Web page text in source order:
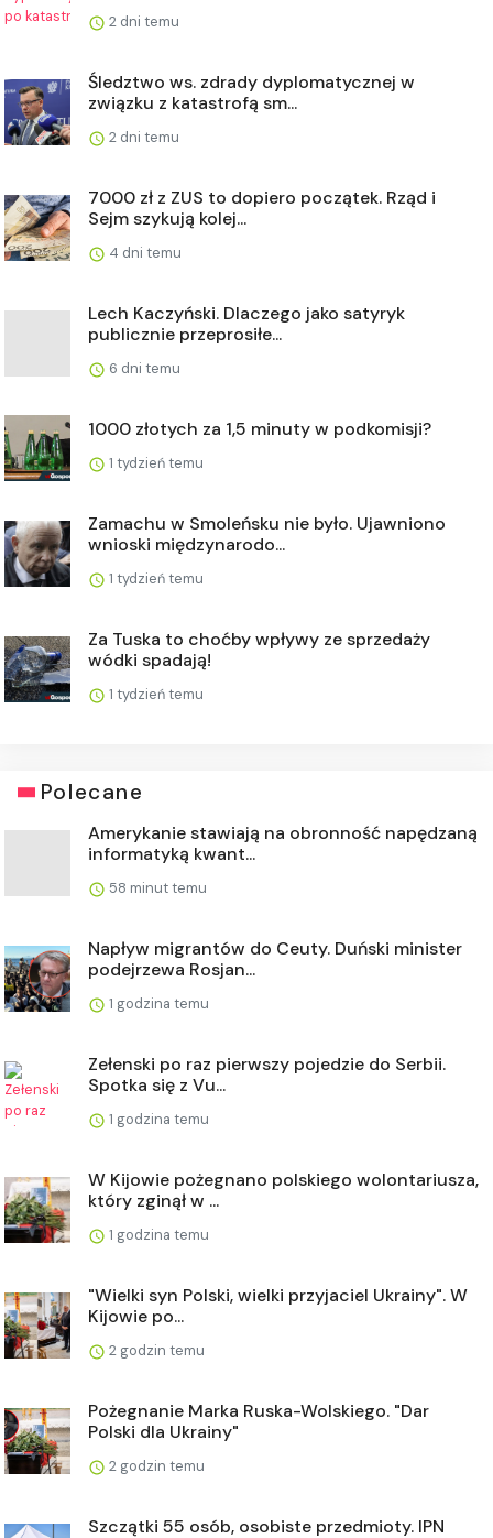
2 dni temu
Śledztwo ws. zdrady dyplomatycznej w
związku z katastrofą sm...
2 dni temu
7000 zł z ZUS to dopiero początek. Rząd i
Sejm szykują kolej...
4 dni temu
Lech Kaczyński. Dlaczego jako satyryk
publicznie przeprosiłe...
6 dni temu
1000 złotych za 1,5 minuty w podkomisji?
1 tydzień temu
Zamachu w Smoleńsku nie było. Ujawniono
wnioski międzynarodo...
1 tydzień temu
Za Tuska to choćby wpływy ze sprzedaży
wódki spadają!
1 tydzień temu
Polecane
Amerykanie stawiają na obronność napędzaną
informatyką kwant...
58 minut temu
Napływ migrantów do Ceuty. Duński minister
podejrzewa Rosjan...
1 godzina temu
Zełenski po raz pierwszy pojedzie do Serbii.
Spotka się z Vu...
1 godzina temu
W Kijowie pożegnano polskiego wolontariusza,
który zginął w ...
1 godzina temu
"Wielki syn Polski, wielki przyjaciel Ukrainy". W
Kijowie po...
2 godzin temu
Pożegnanie Marka Ruska-Wolskiego. "Dar
Polski dla Ukrainy"
2 godzin temu
Szczątki 55 osób, osobiste przedmioty. IPN